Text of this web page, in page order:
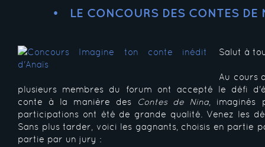
LE CONCOURS DES CONTES DE
Salut à
Au cours
plusieurs membres du forum ont accepté le défi
conte à la manière des
Contes de Nina , imaginés
participations ont été de grande qualité. Venez les
Sans plus tarder, voici les gagnants, choisis en partie
partie par un jury :